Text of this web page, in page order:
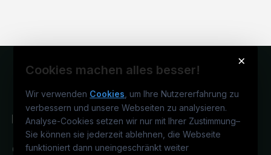
×
Cookies machen alles besser!
Wir verwenden Cookies , um Ihre Nutzererfahrung zu
verbessern und unsere Webseiten zu analysieren.
Analyse-Cookies setzen wir nur mit Ihrer Zustimmung–
Sie können sie jederzeit ablehnen, die Webseite
funktioniert dann uneingeschränkt weiter
Österreichs IT-Karriereportal.Ein